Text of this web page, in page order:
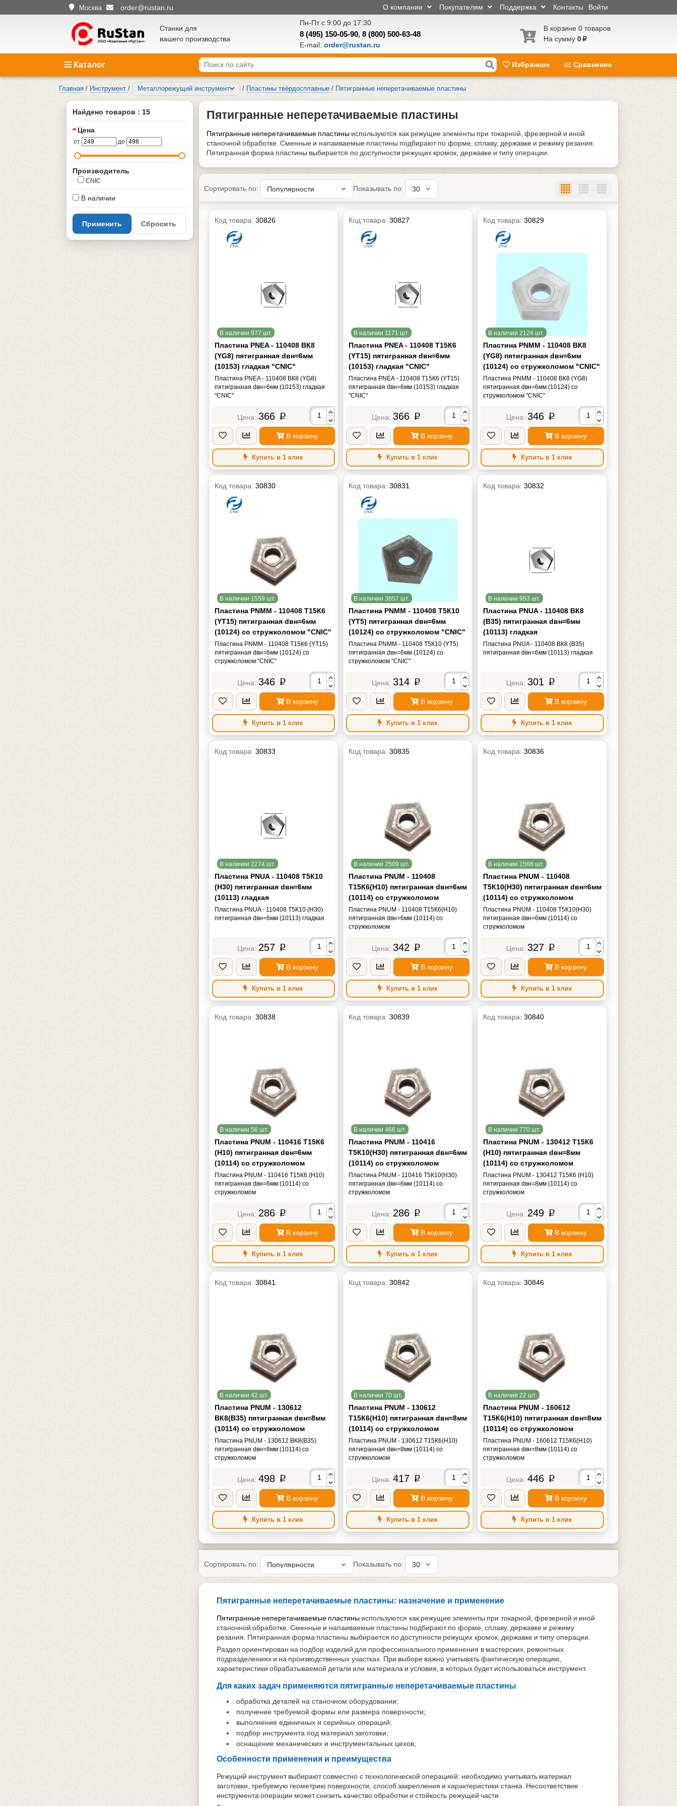
Москва order@rustan.ru Войти
Контакты
Поддержка
Покупателям
О компании
Станки для
вашего производства
Пн-Пт с 9:00 до 17:30
8 (495) 150-05-90, 8 (800) 500-63-48
E-mail: order@rustan.ru
В корзине 0 товаров
На сумму 0 p
Каталог Избранное Сравнение
Главная / Инструмент / Металлорежущий инструмент / Пластины твёрдосплавные / Пятигранные неперетачиваемые пластины
Пятигранные неперетачиваемые пластины
Пятигранные неперетачиваемые пластины используются как режущие элементы при токарной, фрезерной и иной
станочной обработке. Сменные и напаиваемые пластины подбирают по форме, сплаву, державке и режиму резания.
Пятигранная форма пластины выбирается по доступности режущих кромок, державке и типу операции.
Найдено товаров : 15
Цена
от до
Производитель
CNIC
В наличии
Применить Сбросить
Сортировать по: Показывать по:
Код товара: 30826
В наличии 977 шт.
Пластина PNEA - 110408 ВК8
(YG8) пятигранная dвн=6мм
(10153) гладкая "CNIC"
Пластина PNEA - 110408 ВК8 (YG8)
пятигранная dвн=6мм (10153) гладкая
"CNIC"
366 p
В корзину
Купить в 1 клик
Код товара:30827
В наличии 1171 шт.
Пластина PNEA - 110408 Т15К6
(YT15) пятигранная dвн=6мм
(10153) гладкая "CNIC"
Пластина PNEA - 110408 Т15К6 (YT15)
пятигранная dвн=6мм (10153) гладкая
"CNIC"
366 p
В корзину
Купить в 1 клик
Код товара:30829
В наличии 2124 шт.
Пластина PNMM - 110408 ВК8
(YG8) пятигранная dвн=6мм
(10124) со стружколомом "CNIC"
Пластина PNMM - 110408 ВК8 (YG8)
пятигранная dвн=6мм (10124) со
стружколомом "CNIC"
346 p
В корзину
Купить в 1 клик
Код товара: 30830
В наличии 1559 шт.
Пластина PNMM - 110408 Т15К6
(YT15) пятигранная dвн=6мм
(10124) со стружколомом "CNIC"
Пластина PNMM - 110408 Т15К6 (YT15)
пятигранная dвн=6мм (10124) со
стружколомом "CNIC"
346 p
В корзину
Купить в 1 клик
Код товара:30831
В наличии 3857 шт.
Пластина PNMM - 110408 Т5К10
(YT5) пятигранная dвн=6мм
(10124) со стружколомом "CNIC"
Пластина PNMM - 110408 Т5К10 (YT5)
пятигранная dвн=6мм (10124) со
стружколомом "CNIC"
314 p
В корзину
Купить в 1 клик
Код товара:30832
В наличии 953 шт.
Пластина PNUA - 110408 ВК8
(В35) пятигранная dвн=6мм
(10113) гладкая
Пластина PNUA - 110408 ВК8 (В35)
пятигранная dвн=6мм (10113) гладкая
301 p
В корзину
Купить в 1 клик
Код товара: 30833
В наличии 2274 шт.
Пластина PNUA - 110408 Т5К10
(Н30) пятигранная dвн=6мм
(10113) гладкая
Пластина PNUA - 110408 Т5К10 (Н30)
пятигранная dвн=6мм (10113) гладкая
257 p
В корзину
Купить в 1 клик
Код товара:30835
В наличии 2509 шт.
Пластина PNUM - 110408
Т15К6(Н10) пятигранная dвн=6мм
(10114) со стружколомом
Пластина PNUM - 110408 Т15К6(Н10)
пятигранная dвн=6мм (10114) со
стружколомом
342 p
В корзину
Купить в 1 клик
Код товара:30836
В наличии 1568 шт.
Пластина PNUM - 110408
Т5К10(Н30) пятигранная dвн=6мм
(10114) со стружколомом
Пластина PNUM - 110408 Т5К10(Н30)
пятигранная dвн=6мм (10114) со
стружколомом
327 p
В корзину
Купить в 1 клик
Код товара: 30838
В наличии 56 шт.
Пластина PNUM - 110416 Т15К6
(Н10) пятигранная dвн=6мм
(10114) со стружколомом
Пластина PNUM - 110416 Т15К6 (Н10)
пятигранная dвн=6мм (10114) со
стружколомом
286 p
В корзину
Купить в 1 клик
Код товара:30839
В наличии 466 шт.
Пластина PNUM - 110416
Т5К10(Н30) пятигранная dвн=6мм
(10114) со стружколомом
Пластина PNUM - 110416 Т5К10(Н30)
пятигранная dвн=6мм (10114) со
стружколомом
286 p
В корзину
Купить в 1 клик
Код товара:30840
В наличии 770 шт.
Пластина PNUM - 130412 Т15К6
(Н10) пятигранная dвн=8мм
(10114) со стружколомом
Пластина PNUM - 130412 Т15К6 (Н10)
пятигранная dвн=8мм (10114) со
стружколомом
249 p
В корзину
Купить в 1 клик
Код товара: 30841
В наличии 42 шт.
Пластина PNUM - 130612
ВК8(В35) пятигранная dвн=8мм
(10114) со стружколомом
Пластина PNUM - 130612 ВК8(В35)
пятигранная dвн=8мм (10114) со
стружколомом
498 p
В корзину
Купить в 1 клик
Код товара:30842
В наличии 70 шт.
Пластина PNUM - 130612
Т15К6(Н10) пятигранная dвн=8мм
(10114) со стружколомом
Пластина PNUM - 130612 Т15К6(Н10)
пятигранная dвн=8мм (10114) со
стружколомом
417 p
В корзину
Купить в 1 клик
Код товара:30846
В наличии 22 шт.
Пластина PNUM - 160612
Т15К6(Н10) пятигранная dвн=8мм
(10114) со стружколомом
Пластина PNUM - 160612 Т15К6(Н10)
пятигранная dвн=8мм (10114) со
стружколомом
446 p
В корзину
Купить в 1 клик
Сортировать по: Показывать по:
Пятигранные неперетачиваемые пластины: назначение и применение
Пятигранные неперетачиваемые пластины используются как режущие элементы при токарной, фрезерной и иной
станочной обработке. Сменные и напаиваемые пластины подбирают по форме, сплаву, державке и режиму
резания. Пятигранная форма пластины выбирается по доступности режущих кромок, державке и типу операции.
Раздел ориентирован на подбор изделий для профессионального применения в мастерских, ремонтных
подразделениях и на производственных участках. При выборе важно учитывать фактическую операцию,
характеристики обрабатываемой детали или материала и условия, в которых будет использоваться инструмент.
Для каких задач применяются пятигранные неперетачиваемые пластины
обработка деталей на станочном оборудовании;
получение требуемой формы или размера поверхности;
выполнение единичных и серийных операций;
подбор инструмента под материал заготовки;
оснащение механических и инструментальных цехов;
Особенности применения и преимущества
Режущий инструмент выбирают совместно с технологической операцией: необходимо учитывать материал
заготовки, требуемую геометрию поверхности, способ закрепления и характеристики станка. Несоответствие
инструмента операции может снизить качество обработки и стойкость режущей части.